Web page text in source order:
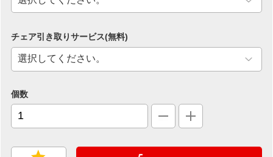
チェア引き取りサービス(無料)
個数